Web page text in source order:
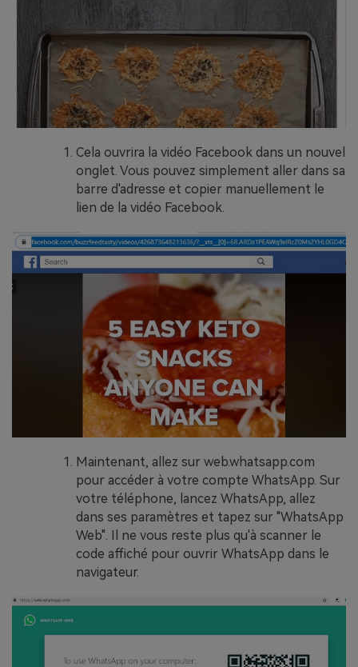
Cela ouvrira la vidéo Facebook dans un nouvel
onglet. Vous pouvez simplement aller dans sa
barre d'adresse et copier manuellement le
lien de la vidéo Facebook.
Maintenant, allez sur web.whatsapp.com
pour accéder à votre compte WhatsApp. Sur
votre téléphone, lancez WhatsApp, allez
dans ses paramètres et tapez sur "WhatsApp
Web". Il ne vous reste plus qu'à scanner le
code affiché pour ouvrir WhatsApp dans le
navigateur.